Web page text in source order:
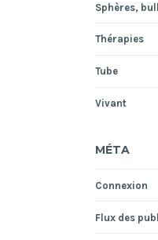
Sphères,
Thérapies
Tube
Vivant
MÉTA
Connexion
Flux des